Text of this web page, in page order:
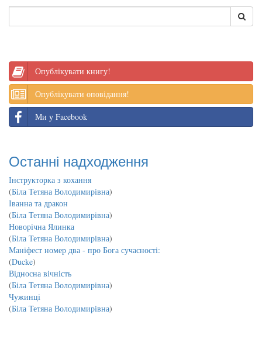
Опублікувати книгу!
Опублікувати оповідання!
Ми у Facebook
Останні надходження
Інструкторка з кохання
(Біла Тетяна Володимирівна)
Іванна та дракон
(Біла Тетяна Володимирівна)
Новорічна Ялинка
(Біла Тетяна Володимирівна)
Маніфест номер два - про Бога сучасності:
(Ducke)
Відносна вічність
(Біла Тетяна Володимирівна)
Чужинці
(Біла Тетяна Володимирівна)